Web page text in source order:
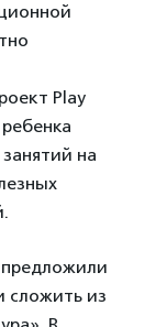
Play
на
предложили
сложить из